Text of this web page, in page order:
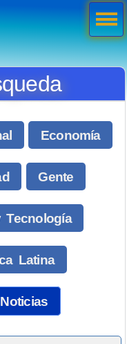
Economía
Gente
Tecnología
Latina
Men
ú